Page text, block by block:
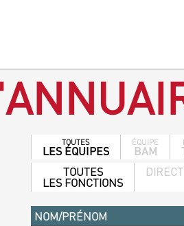
TOUTES
LES ÉQUIPES
ÉQUIPE
BAM
TOUTES
LES FONCTIONS
NOM/PRÉNOM